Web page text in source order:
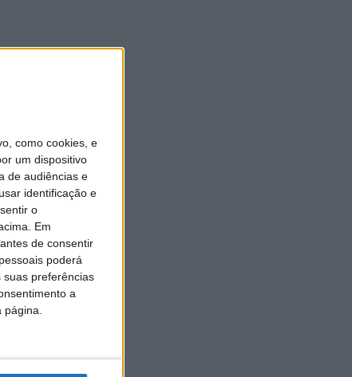
como cookies, e
um dispositivo
de audiências e
identificação e
o
Em
de consentir
poderá
suas preferências
a
página.